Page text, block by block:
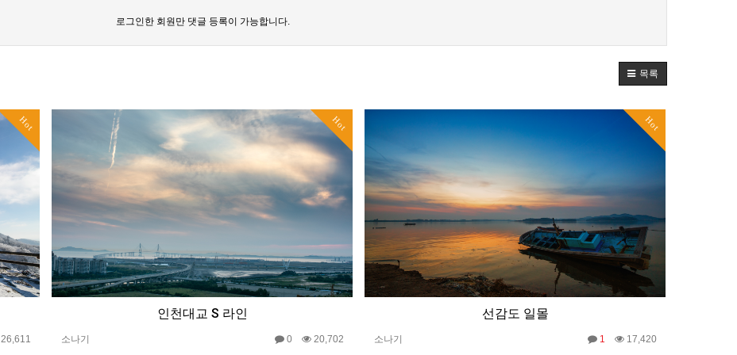
로그인한 회원만 댓글 등록이 가능합니다.
목록
Hot
26,611
Hot
인천대교 S 라인
소나기 0 20,702
Hot
선감도 일몰
소나기 1 17,420